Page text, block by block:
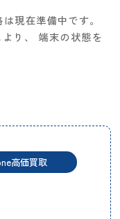
現在準備中です。
り、 端末の状態を
高価買取